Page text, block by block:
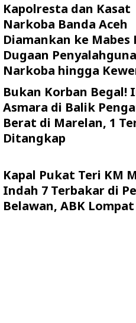
Kapolresta dan Kasat
Narkoba Banda Aceh
Diamankan ke Mabes
Dugaan
Narkoba hingga
Bukan Korban
Asmara di Balik
Berat di Marelan, 1
Ditangkap
Kapal Pukat Teri KM
Indah 7 Terbakar di
Belawan, ABK